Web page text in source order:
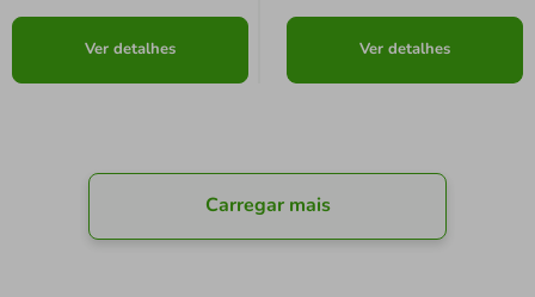
Ver detalhes Ver detalhes
Carregar mais